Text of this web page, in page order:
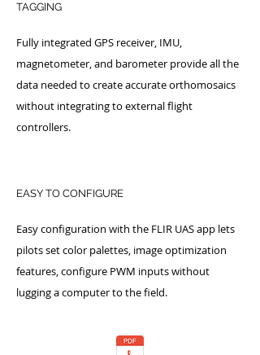
TAGGING
Fully integrated GPS receiver, IMU,
magnetometer, and barometer provide all the
data needed to create accurate orthomosaics
without integrating to external flight
controllers.
EASY TO CONFIGURE
Easy configuration with the FLIR UAS app lets
pilots set color palettes, image optimization
features, configure PWM inputs without
lugging a computer to the field.